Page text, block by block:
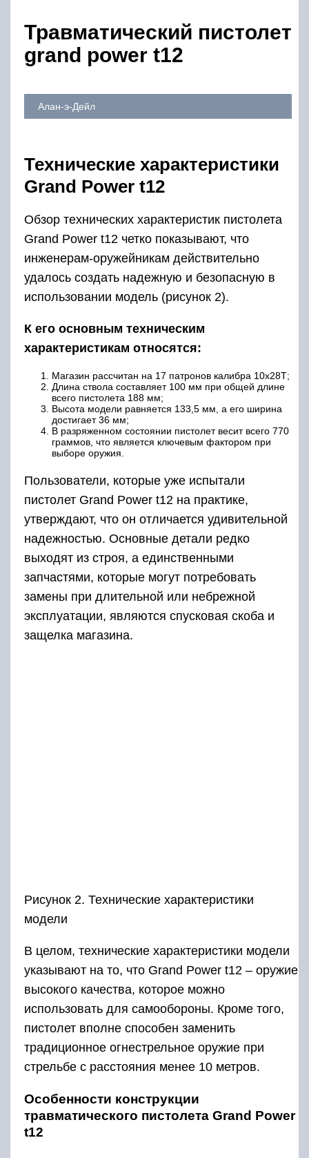
Травматический пистолет
grand power t12
Алан-э-Дейл
Технические характеристики
Grand Power t12
Обзор технических характеристик пистолета
Grand Power t12 четко показывают, что
инженерам-оружейникам действительно
удалось создать надежную и безопасную в
использовании модель (рисунок 2).
К его основным техническим
характеристикам относятся:
Магазин рассчитан на 17 патронов калибра 10х28Т;
Длина ствола составляет 100 мм при общей длине
всего пистолета 188 мм;
Высота модели равняется 133,5 мм, а его ширина
достигает 36 мм;
В разряженном состоянии пистолет весит всего 770
граммов, что является ключевым фактором при
выборе оружия.
Пользователи, которые уже испытали
пистолет Grand Power t12 на практике,
утверждают, что он отличается удивительной
надежностью. Основные детали редко
выходят из строя, а единственными
запчастями, которые могут потребовать
замены при длительной или небрежной
эксплуатации, являются спусковая скоба и
защелка магазина.
Рисунок 2. Технические характеристики
модели
В целом, технические характеристики модели
указывают на то, что Grand Power t12 – оружие
высокого качества, которое можно
использовать для самообороны. Кроме того,
пистолет вполне способен заменить
традиционное огнестрельное оружие при
стрельбе с расстояния менее 10 метров.
Особенности конструкции
травматического пистолета Grand Power
t12